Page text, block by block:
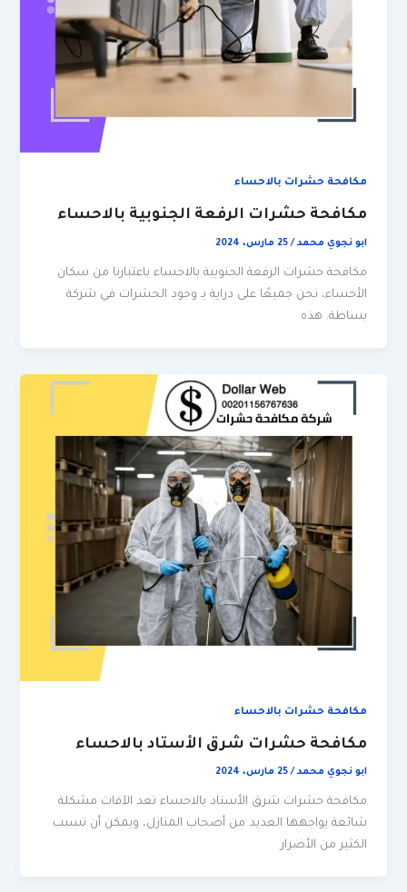
مكافحة حشرات بالاحساء
مكافحة حشرات الرفعة الجنوبية بالاحساء
ابو نجوي محمد/25 مارس، 2024
مكافحة حشرات الرفعة الجنوبية بالاحساء باعتبارنا من سكان
الأحساء، نحن جميعًا على دراية بـ وجود الحشرات في شركة
بساطة. هذه
مكافحة حشرات بالاحساء
مكافحة حشرات شرق الأستاد بالاحساء
ابو نجوي محمد/25 مارس، 2024
مكافحة حشرات شرق الأستاد بالاحساء تعد الآفات مشكلة
شائعة يواجهها العديد من أصحاب المنازل، ويمكن أن تسبب
الكثير من الأضرار